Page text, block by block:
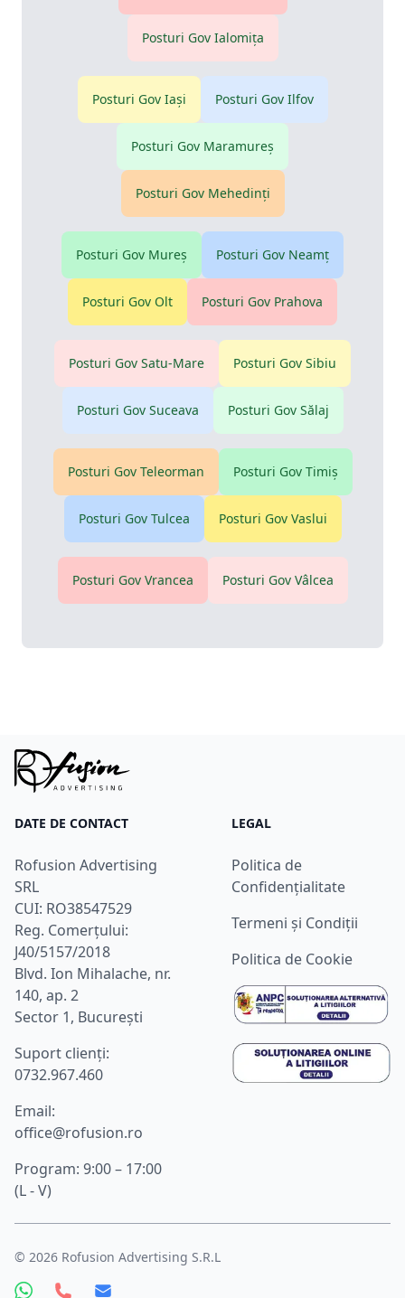
Posturi Gov Ialomiţa
Posturi Gov Iaşi Posturi Gov Ilfov
Posturi Gov Maramureş
Posturi Gov Mehedinţi
Posturi Gov Mureş Posturi Gov Neamţ
Posturi Gov Olt Posturi Gov Prahova
Posturi Gov Satu-Mare Posturi Gov Sibiu
Posturi Gov Suceava Posturi Gov Sălaj
Posturi Gov Teleorman Posturi Gov Timiş
Posturi Gov Tulcea Posturi Gov Vaslui
Posturi Gov Vrancea Posturi Gov Vâlcea
DATE DE CONTACT
Rofusion Advertising
SRL
CUI: RO38547529
Reg. Comerțului:
J40/5157/2018
Blvd. Ion Mihalache, nr.
140, ap. 2
Sector 1, București
Suport clienţi:
0732.967.460
Email:
office@rofusion.ro
Program: 9:00 – 17:00
(L - V)
LEGAL
Politica de
Confidențialitate
Termeni și Condiții
Politica de Cookie
© 2026 Rofusion Advertising S.R.L